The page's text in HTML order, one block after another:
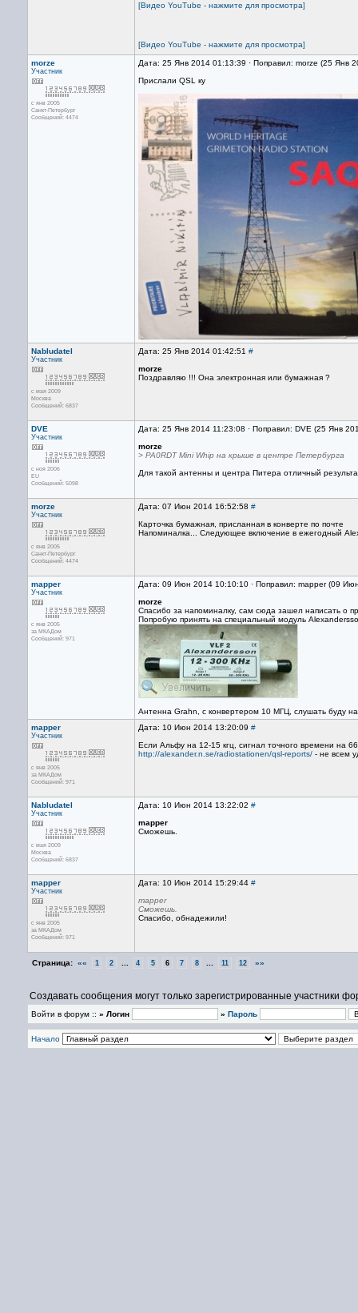
[Видео YouTube - нажмите для просмотра]
[Видео YouTube - нажмите для просмотра]
morze
Участник
с янв 2005
Санкт-Петербург
Сообщений: 4474
Дата: 25 Янв 2014 01:13:39 · Поправил: morze (25 Янв
Прислали QSL ку
Nabludatel
Участник
с мая 2009
Москва
Сообщений: 6837
Дата: 25 Янв 2014 01:42:51 #
morze
Поздравляю !!! Она электронная или бумажная ?
DVE
Участник
с ноя 2006
EU
Сообщений: 5098
Дата: 25 Янв 2014 11:23:08 · Поправил: DVE (25 Янв
morze
> PA0RDT Mini Whip на крыше в центре Петербурга
Для такой антенны и центра Питера отличный
morze
Участник
с янв 2005
Санкт-Петербург
Сообщений: 4474
Дата: 07 Июн 2014 16:52:58 #
Карточка бумажная, присланная в конверте по почте
Напоминалка... Следующее включение в ежегодный
mapper
Участник
с янв 2005
за МКАДом
Сообщений: 971
Дата: 09 Июн 2014 10:10:10 · Поправил: mapper (09
morze
Спасибо за напоминалку, сам сюда зашел написать о
Попробую принять на специальный модуль
Антенна Grahn, с конвертером 10 МГЦ, слушать буду
mapper
Участник
с янв 2005
за МКАДом
Сообщений: 971
Дата: 10 Июн 2014 13:20:09 #
Если Альфу на 12-15 кгц, сигнал точного времени на
http://alexander.n.se/radiostationen/qsl-reports/ - не всем
Nabludatel
Участник
с мая 2009
Москва
Сообщений: 6837
Дата: 10 Июн 2014 13:22:02 #
mapper
Сможешь.
mapper
Участник
с янв 2005
за МКАДом
Сообщений: 971
Дата: 10 Июн 2014 15:29:44 #
mapper
Сможешь.
Спасибо, обнадежили!
Страница: «« 1 2 4 5 6 7 8 11 12 »»
Создавать сообщения могут только зарегистрированные участники
Войти в форум :: » Логин » Пароль
Начало